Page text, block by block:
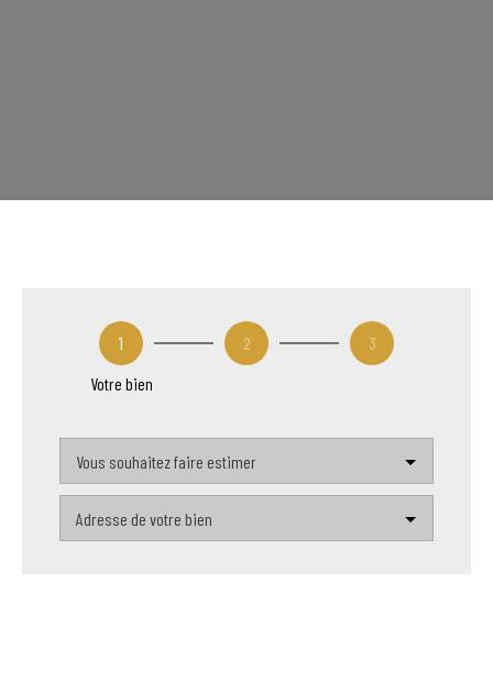
1
Votre bien
2 3
Vous souhaitez faire estimer
Adresse de votre bien